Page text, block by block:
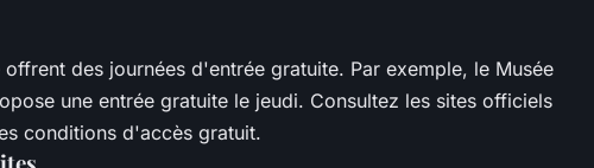
offrent des journées d'entrée gratuite. Par exemple, le Musée
une entrée gratuite le jeudi. Consultez les sites officiels
conditions d'accès gratuit.